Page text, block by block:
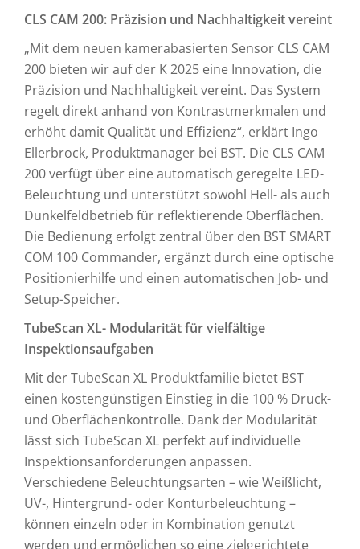
CLS CAM 200: Präzision und Nachhaltigkeit vereint
„Mit dem neuen kamerabasierten Sensor CLS CAM
200 bieten wir auf der K 2025 eine Innovation, die
Präzision und Nachhaltigkeit vereint. Das System
regelt direkt anhand von Kontrastmerkmalen und
erhöht damit Qualität und Effizienz“, erklärt Ingo
Ellerbrock, Produktmanager bei BST. Die CLS CAM
200 verfügt über eine automatisch geregelte LED-
Beleuchtung und unterstützt sowohl Hell- als auch
Dunkelfeldbetrieb für reflektierende Oberflächen.
Die Bedienung erfolgt zentral über den BST SMART
COM 100 Commander, ergänzt durch eine optische
Positionierhilfe und einen automatischen Job- und
Setup-Speicher.
TubeScan XL- Modularität für vielfältige
Inspektionsaufgaben
Mit der TubeScan XL Produktfamilie bietet BST
einen kostengünstigen Einstieg in die 100 % Druck-
und Oberflächenkontrolle. Dank der Modularität
lässt sich TubeScan XL perfekt auf individuelle
Inspektionsanforderungen anpassen.
Verschiedene Beleuchtungsarten – wie Weißlicht,
UV-, Hintergrund- oder Konturbeleuchtung –
können einzeln oder in Kombination genutzt
werden und ermöglichen so eine zielgerichtete